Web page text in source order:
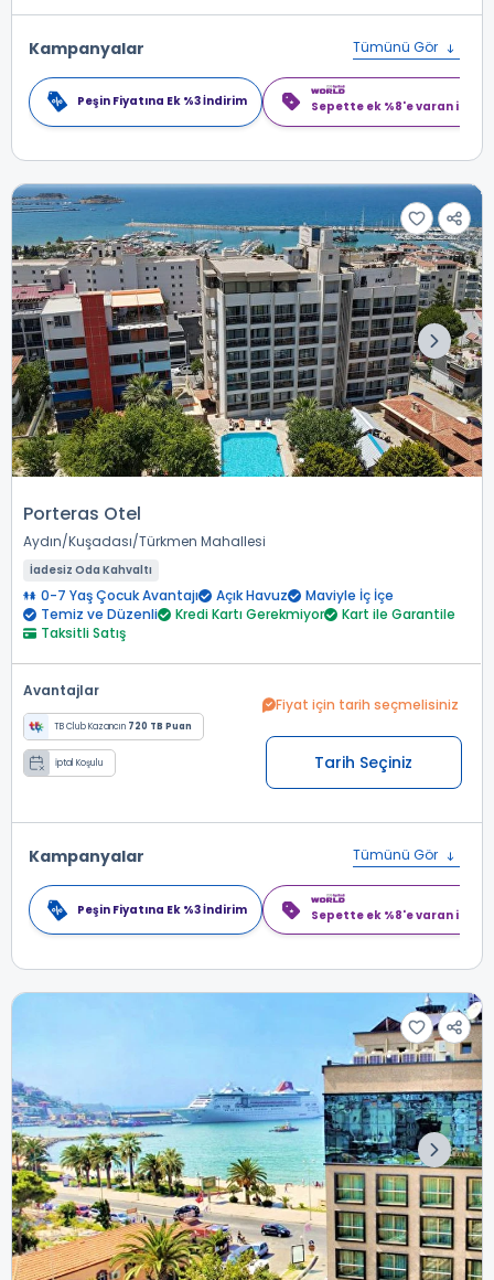
Kampanyalar Tümünü Gör
Peşin Fiyatına Ek %3 İndirim Sepette ek %8'e varan
Porteras Otel
Aydın Kuşadası Türkmen Mahallesi
İadesiz Oda Kahvaltı
0-7 Yaş Çocuk Avantajı Açık Havuz
Maviyle İç İçe
Temiz ve Düzenli
Kredi Kartı Gerekmiyor
Kart ile Garantile
Taksitli Satış
Avantajlar
TB Club Kazancın 720 TB Puan
İptal Koşulu
Fiyat için tarih seçmelisiniz
Tarih Seçiniz
Kampanyalar Tümünü Gör
Peşin Fiyatına Ek %3 İndirim Sepette ek %8'e varan